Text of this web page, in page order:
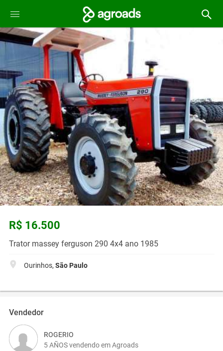
R$ 16.500
Trator massey ferguson 290 4x4 ano 1985
Ourinhos, São Paulo
Vendedor
ROGERIO
5 AÑOS vendendo em Agroads